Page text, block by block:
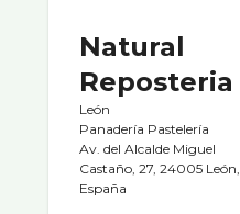
Natural
Reposteria
León
Panaderí­a Pastelerí­a
Av. del Alcalde Miguel
Castaño, 27, 24005 León,
España